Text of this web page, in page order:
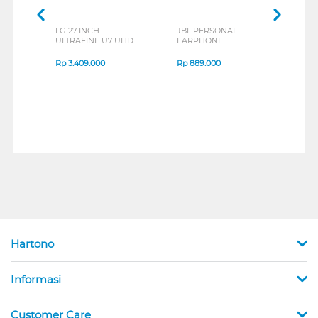
LG 27 INCH
ULTRAFINE U7 UHD
B_G3
Rp3.409.000
JBL PERSONAL
EARPHONE
SERIES
Rp889.000
Hartono
Informasi
Customer Care